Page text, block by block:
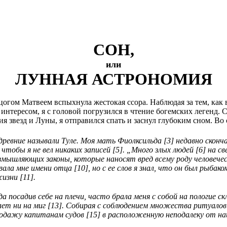
СОН,
или
ЛУННАЯ АСТРОНОМИЯ
Матвеем вспыхнула жестокая ссора. Наблюдая за тем,
я с головой погрузился в чтение богемских легенд.
и Луны, я отправился спать и заснул глубоким сном.
называли Туле. Моя мать Фиолксильда [3] недавно
я не вел никаких записей [5]. „Много злых людей [6] на
законы, которые наносят вред всему роду
мне имени отца [10], но с ее слов я знал, что он был
[11].
посадив себе на плечи, часто брала меня с собой на
ни на миг [13]. Собирая с соблюдением множества
капитанам судов [15] в расположенную неподалеку от